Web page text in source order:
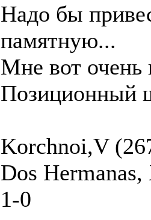
Надо бы
памятную...
Мне вот очень
Позиционный
Korchnoi,V
Dos
1-0